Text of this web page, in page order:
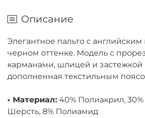
Описание
Элегантное пальто с
черном оттенке. Модель с
карманами, шлицей и застежкой
дополненная текстильным
• Материал: 40% Полиакрил,
Шерсть, 8% Полиамид